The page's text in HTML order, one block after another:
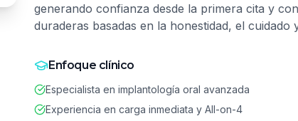
generando confianza desde la primera cita y
duraderas basadas en la honestidad, el cuidado
Enfoque clínico
Especialista en implantología oral avanzada
Experiencia en carga inmediata y All-on-4